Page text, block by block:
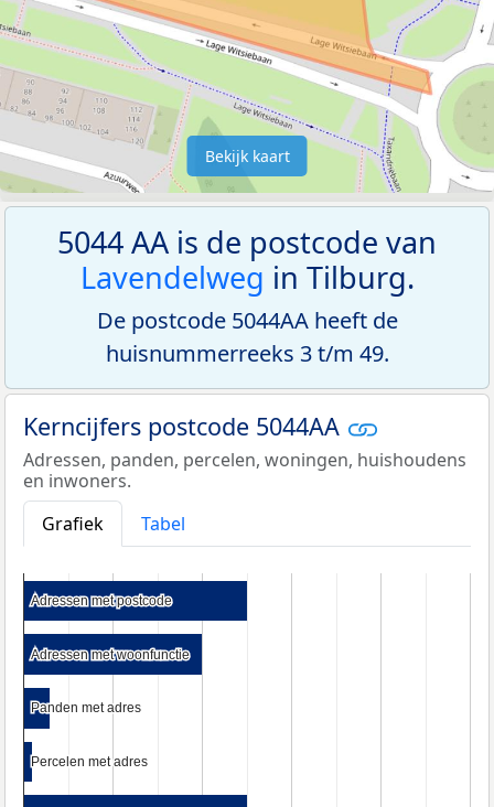
Bekijk kaart
5044 AA is de postcode van
Lavendelweg in Tilburg.
De postcode 5044AA heeft de
huisnummerreeks 3 t/m 49.
Kerncijfers postcode 5044AA
Adressen, panden, percelen, woningen, huishoudens
en inwoners.
Grafiek
Tabel
Adressen met postcode
Adressen met postcode
Adressen met woonfunctie
Adressen met woonfunctie
Panden met adres
Panden met adres
Percelen met adres
Percelen met adres